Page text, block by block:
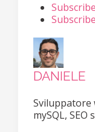
DANIELE
Sviluppatore
mySQL, SEO